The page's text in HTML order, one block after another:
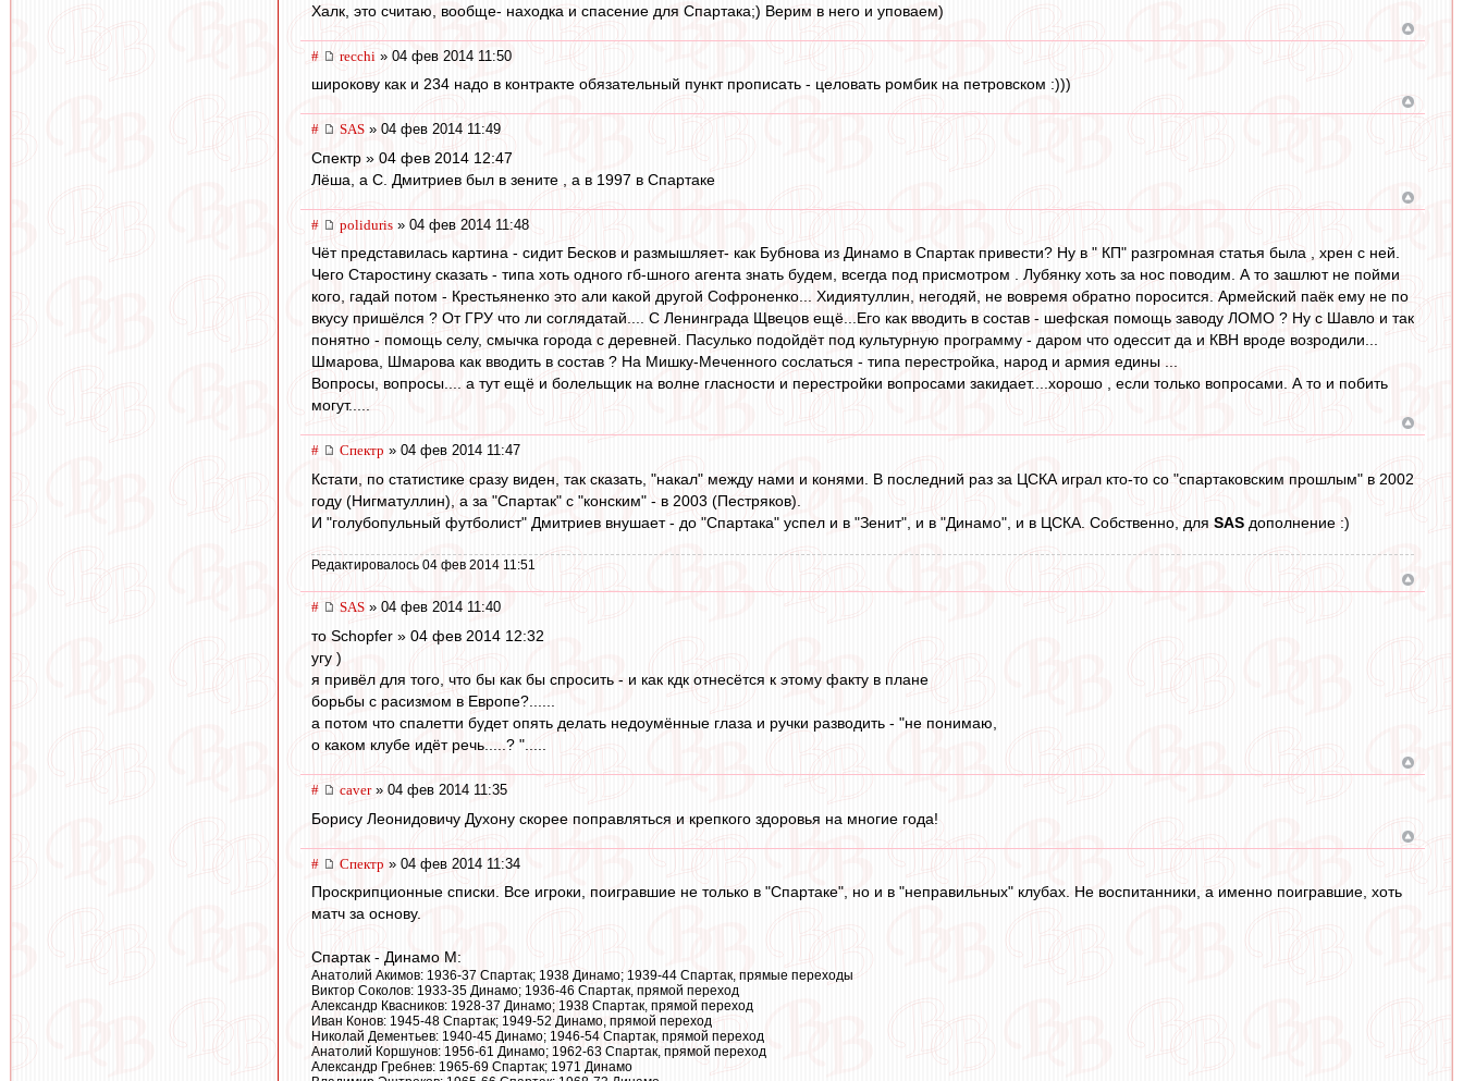
Халк, это считаю, вообще- находка и спасение для Спартака;) Верим в него и уповаем)
# recchi » 04 фев 2014 11:50
широкову как и 234 надо в контракте обязательный пункт прописать - целовать ромбик на петровском :)))
# SAS » 04 фев 2014 11:49
Спектр » 04 фев 2014 12:47
Лёша, а С. Дмитриев был в зените , а в 1997 в Спартаке
# poliduris » 04 фев 2014 11:48
Чёт представилась картина - сидит Бесков и размышляет- как Бубнова из Динамо в Спартак привести? Ну в " КП" разгромная статья была , хрен с ней.
Чего Старостину сказать - типа хоть одного гб-шного агента знать будем, всегда под присмотром . Лубянку хоть за нос поводим. А то зашлют не пойми
кого, гадай потом - Крестьяненко это али какой другой Софроненко... Хидиятуллин, негодяй, не вовремя обратно поросится. Армейский паёк ему не по
вкусу пришёлся ? От ГРУ что ли соглядатай.... С Ленинграда Щвецов ещё...Его как вводить в состав - шефская помощь заводу ЛОМО ? Ну с Шавло и так
понятно - помощь селу, смычка города с деревней. Пасулько подойдёт под культурную программу - даром что одессит да и КВН вроде возродили...
Шмарова, Шмарова как вводить в состав ? На Мишку-Меченного сослаться - типа перестройка, народ и армия едины ...
Вопросы, вопросы.... а тут ещё и болельщик на волне гласности и перестройки вопросами закидает....хорошо , если только вопросами. А то и побить
могут.....
# Спектр » 04 фев 2014 11:47
Кстати, по статистике сразу виден, так сказать, "накал" между нами и конями. В последний раз за ЦСКА играл кто-то со "спартаковским прошлым" в 2002
году (Нигматуллин), а за "Спартак" с "конским" - в 2003 (Пестряков).
И "голубопульный футболист" Дмитриев внушает - до "Спартака" успел и в "Зенит", и в "Динамо", и в ЦСКА. Собственно, для SAS дополнение :)
Редактировалось 04 фев 2014 11:51
# SAS » 04 фев 2014 11:40
то Schopfer » 04 фев 2014 12:32
угу )
я привёл для того, что бы как бы спросить - и как кдк отнесётся к этому факту в плане
борьбы с расизмом в Европе?......
а потом что спалетти будет опять делать недоумённые глаза и ручки разводить - "не понимаю,
о каком клубе идёт речь.....? ".....
# caver» 04 фев 2014 11:35
Борису Леонидовичу Духону скорее поправляться и крепкого здоровья на многие года!
# Спектр » 04 фев 2014 11:34
Проскрипционные списки. Все игроки, поигравшие не только в "Спартаке", но и в "неправильных" клубах. Не воспитанники, а именно поигравшие, хоть
матч за основу.
Спартак - Динамо М:
Анатолий Акимов: 1936-37 Спартак; 1938 Динамо; 1939-44 Спартак, прямые переходы
Виктор Соколов: 1933-35 Динамо; 1936-46 Спартак, прямой переход
Александр Квасников: 1928-37 Динамо; 1938 Спартак, прямой переход
Иван Конов: 1945-48 Спартак; 1949-52 Динамо, прямой переход
Николай Дементьев: 1940-45 Динамо; 1946-54 Спартак, прямой переход
Анатолий Коршунов: 1956-61 Динамо; 1962-63 Спартак, прямой переход
Александр Гребнев: 1965-69 Спартак; 1971 Динамо